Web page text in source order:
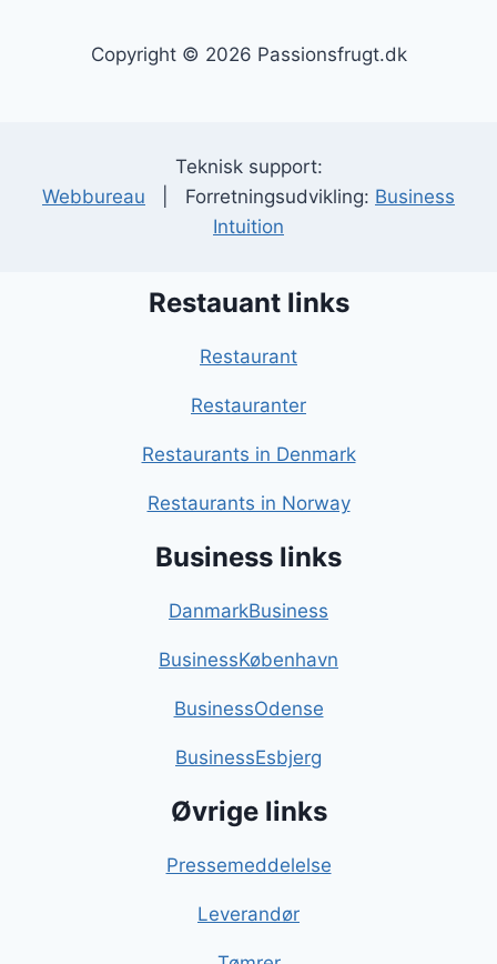
Copyright © 2026 Passionsfrugt.dk
Teknisk support:
Webbureau | Forretningsudvikling: Business
Intuition
Restauant links
Restaurant
Restauranter
Restaurants in Denmark
Restaurants in Norway
Business links
DanmarkBusiness
BusinessKøbenhavn
BusinessOdense
BusinessEsbjerg
Øvrige links
Pressemeddelelse
Leverandør